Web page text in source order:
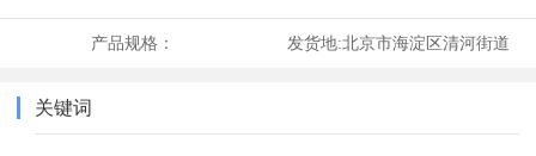
产品规格： 发货地:北京市海淀区清河街道
关键词